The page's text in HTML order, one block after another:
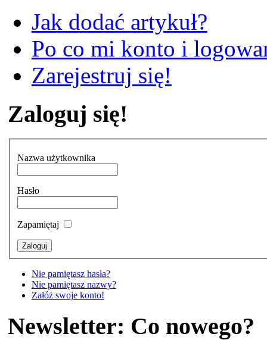
Jak dodać artykuł?
Po co mi konto i
Zarejestruj się!
Zaloguj się!
Nazwa użytkownika
Hasło
Zapamiętaj
Nie pamiętasz hasła?
Nie pamiętasz nazwy?
Załóż swoje konto!
Newsletter: Co nowego?